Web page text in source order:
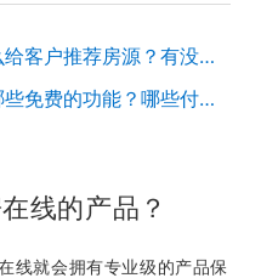
房在线软件怎么给客户推荐房源？有没有这个功能
房在线系统有哪些免费的功能？哪些付费的功能
线的产品？
线就会拥有专业级的产品保